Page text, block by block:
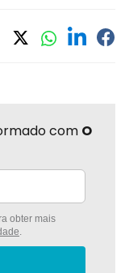
com O
obter mais
.